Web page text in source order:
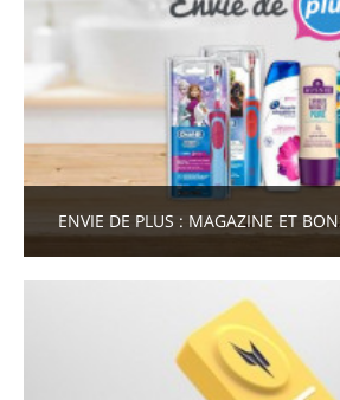
ENVIE DE PLUS : MAGAZINE ET